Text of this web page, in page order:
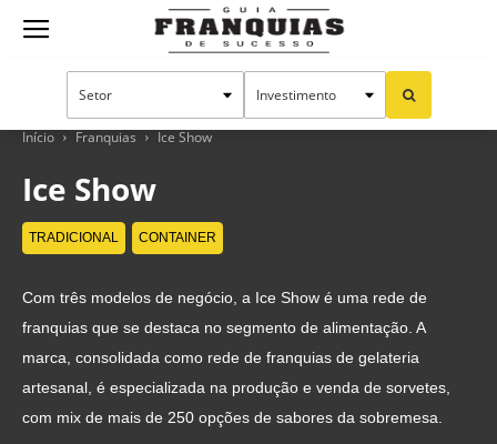
Guia
Franquias
Sucesso
Início Franquias Ice Show
Ice Show
TRADICIONAL CONTAINER
Com três modelos de negócio, a Ice Show é uma rede de
franquias que se destaca no segmento de alimentação. A
marca, consolidada como rede de franquias de gelateria
artesanal, é especializada na produção e venda de sorvetes,
com mix de mais de 250 opções de sabores da sobremesa.